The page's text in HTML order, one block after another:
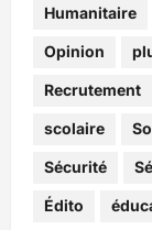
Humanitaire
Opinion
Recrutement
scolaire
Sécurité
Édito